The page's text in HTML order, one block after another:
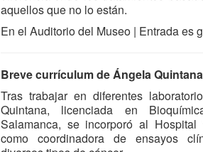
aquellos que no lo están.
En el Auditorio del Museo | Entrada es
Breve currículum de Ángela
Tras trabajar en diferentes
Quintana, licenciada en
Salamanca, se incorporó al Hospital
como coordinadora de ensayos